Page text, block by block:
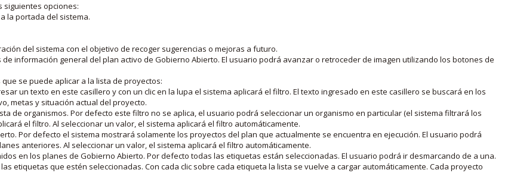
siguientes opciones:
la portada del sistema.
del sistema con el objetivo de recoger sugerencias o mejoras a futuro.
información general del plan activo de Gobierno Abierto. El usuario podrá avanzar o retroceder de imagen utilizando los botones de
se puede aplicar a la lista de proyectos:
un texto en este casillero y con un clic en la lupa el sistema aplicará el filtro. El texto ingresado en este casillero se buscará en los
metas y situación actual del proyecto.
de organismos. Por defecto este filtro no se aplica, el usuario podrá seleccionar un organismo en particular (el sistema filtrará los
el filtro. Al seleccionar un valor, el sistema aplicará el filtro automáticamente.
Por defecto el sistema mostrará solamente los proyectos del plan que actualmente se encuentra en ejecución. El usuario podrá
anteriores. Al seleccionar un valor, el sistema aplicará el filtro automáticamente.
en los planes de Gobierno Abierto. Por defecto todas las etiquetas están seleccionadas. El usuario podrá ir desmarcando de a una.
etiquetas que estén seleccionadas. Con cada clic sobre cada etiqueta la lista se vuelve a cargar automáticamente. Cada proyecto